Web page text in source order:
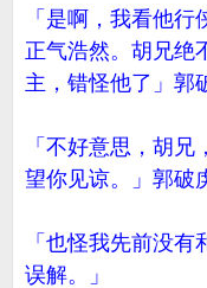
「是啊，我看他
正气浩然。胡兄绝
主，错怪他了」郭
「不好意思，胡
望你见谅。」郭破
「也怪我先前没
误解。」